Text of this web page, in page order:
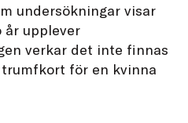
undersökningar visar
år upplever
verkar det inte finnas
för en kvinna